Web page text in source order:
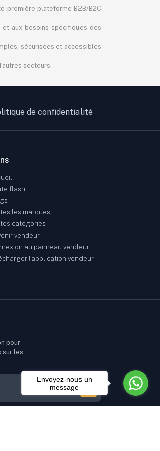
Ajouter au panier
première plateforme B2B/B2C
aux besoins spécifiques des
sécurisées et accessibles
secteurs.
de confidentialité
flash
les marques
catégories
vendeur
au panneau vendeur
l'application vendeur
pour
sur les
Envoyez-nous un
message